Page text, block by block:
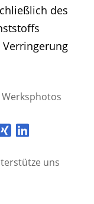
des
Werksphotos
uns